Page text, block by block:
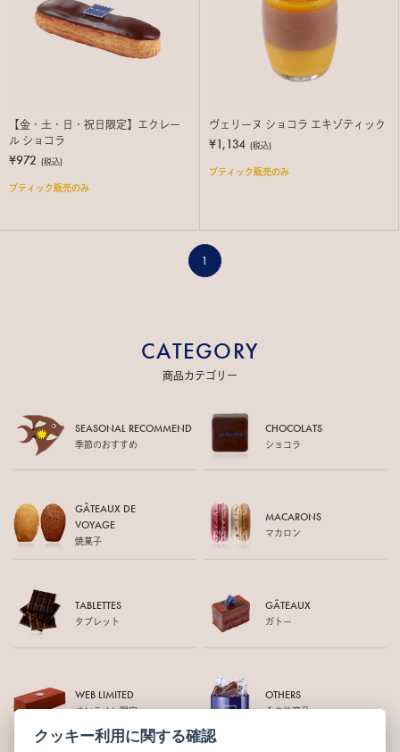
【金・土・日・祝日限定】エクレー
ル ショコラ
¥972 (税込)
ブティック販売のみ
ヴェリーヌ ショコラ エキゾティック
¥1,134 (税込)
ブティック販売のみ
1
CATEGORY
商品カテゴリー
SEASONAL RECOMMEND
季節のおすすめ
CHOCOLATS
ショコラ
GÂTEAUX DE
VOYAGE
焼菓子
MACARONS
マカロン
TABLETTES
タブレット
GÂTEAUX
ガトー
WEB LIMITED
オンライン限定
OTHERS
その他商品
クッキー利用に関する確認